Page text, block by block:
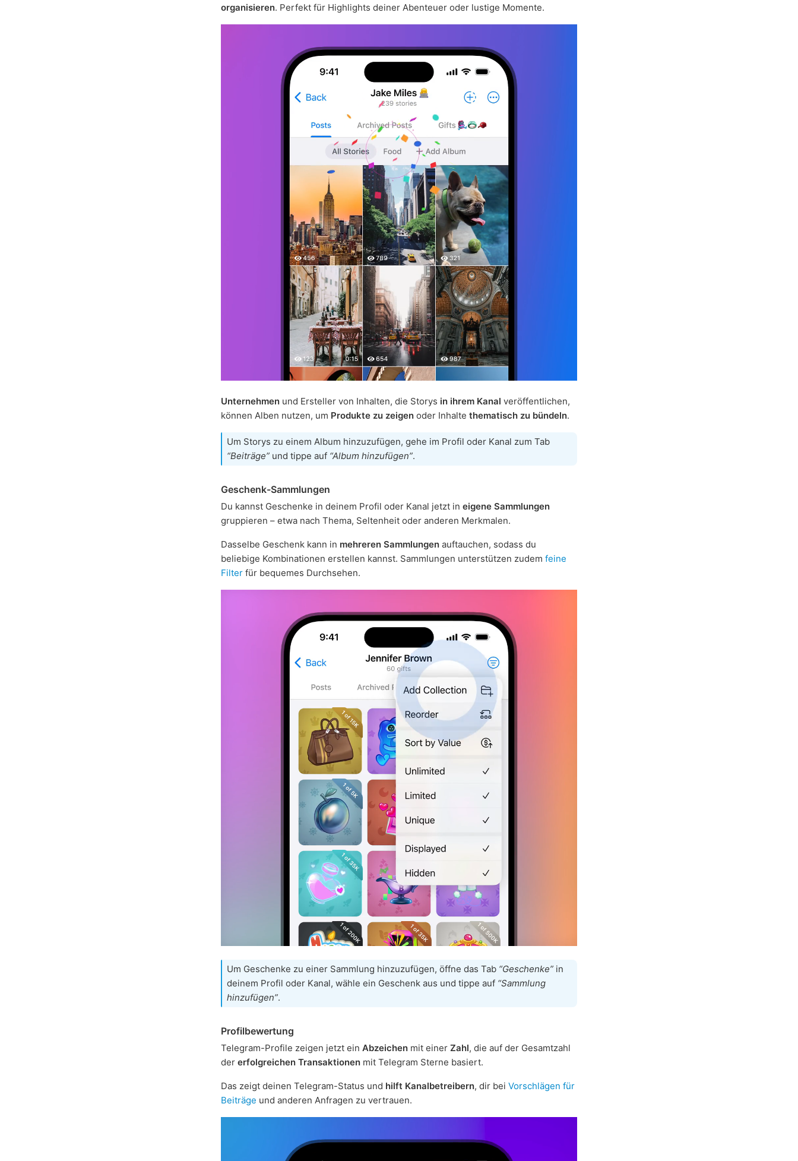
organisieren. Perfekt für Highlights deiner Abenteuer oder lustige Momente.
Unternehmen und Ersteller von Inhalten, die Storys in ihrem Kanal veröffentlichen,
können Alben nutzen, um Produkte zu zeigen oder Inhalte thematisch zu bündeln.
Um Storys zu einem Album hinzuzufügen, gehe im Profil oder Kanal zum Tab
“Beiträge” und tippe auf “Album hinzufügen”.
Geschenk-Sammlungen
Du kannst Geschenke in deinem Profil oder Kanal jetzt in eigene Sammlungen
gruppieren – etwa nach Thema, Seltenheit oder anderen Merkmalen.
Dasselbe Geschenk kann in mehreren Sammlungen auftauchen, sodass du
beliebige Kombinationen erstellen kannst. Sammlungen unterstützen zudem feine
Filter für bequemes Durchsehen.
Um Geschenke zu einer Sammlung hinzuzufügen, öffne das Tab “Geschenke” in
deinem Profil oder Kanal, wähle ein Geschenk aus und tippe auf “Sammlung
hinzufügen”.
Profilbewertung
Telegram-Profile zeigen jetzt ein Abzeichen mit einer Zahl, die auf der Gesamtzahl
der erfolgreichen Transaktionen mit Telegram Sterne basiert.
Das zeigt deinen Telegram-Status und hilft Kanalbetreibern, dir bei Vorschlägen für
Beiträge und anderen Anfragen zu vertrauen.